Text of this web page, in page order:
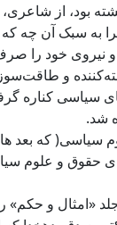
و روزنامه نگاری
به سبک آن
خود را
و
سیاسی
شد.